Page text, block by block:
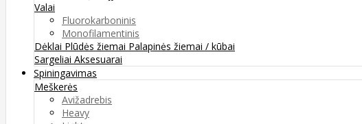
Valai
Fluorokarboninis
Monofilamentinis
Dėklai Plūdės žiemai Palapinės žiemai / kūbai
Sargeliai Aksesuarai
Spiningavimas
Meškerės
Avižadrebis
Heavy